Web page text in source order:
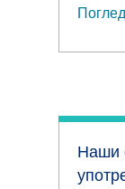
Наши